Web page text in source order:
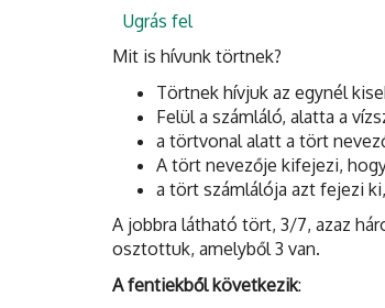
Ugrás fel
Mit is hívunk törtnek?
Törtnek hívjuk az egynél
Felül a számláló, alatta a
a törtvonal alatt a tört
A tört nevezője kifejezi,
a tört számlálója azt fejezi
A jobbra látható tört, 3/7, azaz
osztottuk, amelyből 3 van.
A fentiekből következik: